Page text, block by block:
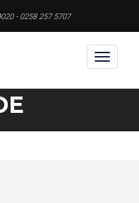
- 0258 257 5707
Toggle